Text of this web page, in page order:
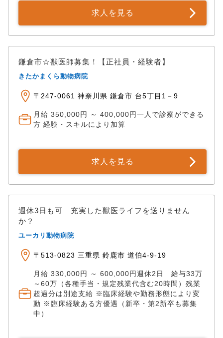
求人を見る
鎌倉市☆獣医師募集！【正社員・経験者】
きたかまくら動物病院
〒247-0061 神奈川県 鎌倉市 台5丁目1－9
月給 350,000円 ～ 400,000円一人で診察ができる
方 経験・スキルにより加算
求人を見る
週休3日も可 充実した獣医ライフを送りません
か？
ユーカリ動物病院
〒513-0823 三重県 鈴鹿市 道伯4-9-19
月給 330,000円 ～ 600,000円週休2日 給与33万
～60万（各種手当・規定残業代含む20時間）残業
超過分は別途支給 ※臨床経験や勤務形態により変
動 ※臨床経験ある方優遇（新卒・第2新卒も募集
中）